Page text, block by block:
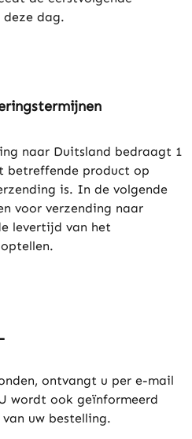
dag.
naar Duitsland bedraagt 1
betreffende product op
is. In de volgende
voor verzending naar
levertijd van het
ontvangt u per e-mail
wordt ook geïnformeerd
uw bestelling.